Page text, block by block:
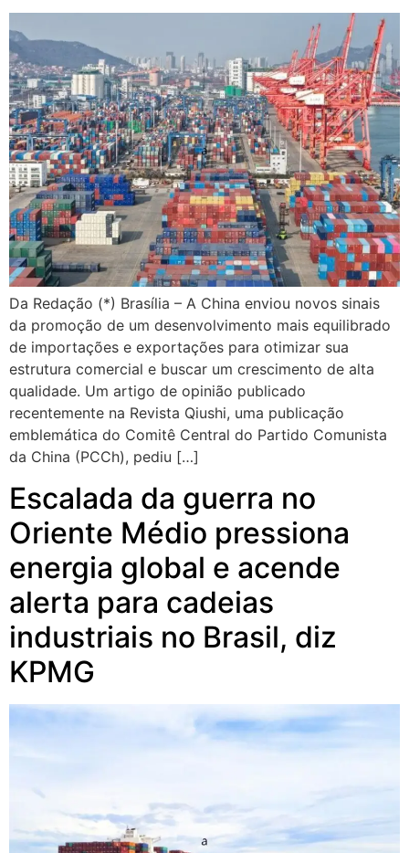
Da Redação (*) Brasília – A China enviou novos sinais
da promoção de um desenvolvimento mais equilibrado
de importações e exportações para otimizar sua
estrutura comercial e buscar um crescimento de alta
qualidade. Um artigo de opinião publicado
recentemente na Revista Qiushi, uma publicação
emblemática do Comitê Central do Partido Comunista
da China (PCCh), pediu […]
Escalada da guerra no
Oriente Médio pressiona
energia global e acende
alerta para cadeias
industriais no Brasil, diz
KPMG